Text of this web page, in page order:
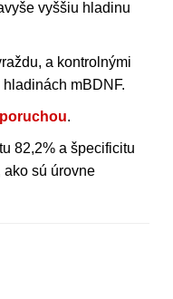
vyššiu hladinu
a kontrolnými
hladinách mBDNF.
.
82,2% a špecificitu
sú úrovne